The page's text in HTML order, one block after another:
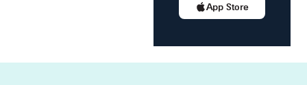
App Store